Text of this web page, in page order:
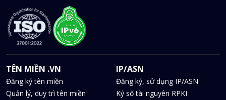
TÊN MIỀN .VN
Đăng ký tên miền
Quản lý, duy trì tên miền
IP/ASN
Đăng ký, sử dụng IP/ASN
Ký số tài nguyên RPKI